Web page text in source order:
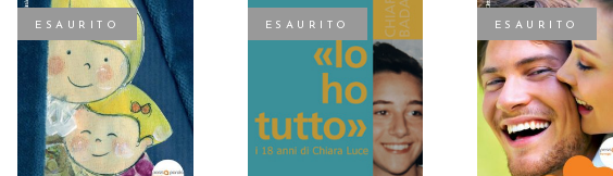
ESAURITO
LEGGI TUTTO
ESAURITO
LEGGI TUTTO
ESAURITO
LEGGI TUTTO